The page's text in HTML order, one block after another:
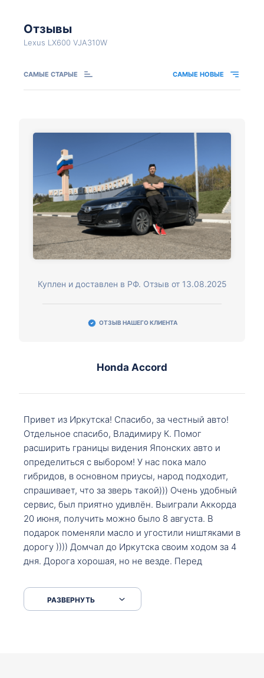
Отзывы
Lexus LX600 VJA310W
САМЫЕ СТАРЫЕ САМЫЕ НОВЫЕ
Куплен и доставлен в РФ. Отзыв от 13.08.2025
ОТЗЫВ НАШЕГО КЛИЕНТА
Honda Accord
Привет из Иркутска! Спасибо, за честный авто!
Отдельное спасибо, Владимиру К. Помог
расширить границы видения Японских авто и
определиться с выбором! У нас пока мало
гибридов, в основном приусы, народ подходит,
спрашивает, что за зверь такой))) Очень удобный
сервис, был приятно удивлён. Выиграли Аккорда
20 июня, получить можно было 8 августа. В
подарок поменяли масло и угостили ништяками в
дорогу )))) Домчал до Иркутска своим ходом за 4
дня. Дорога хорошая, но не везде. Перед
серпантинах по пути следования.
РАЗВЕРНУТЬ